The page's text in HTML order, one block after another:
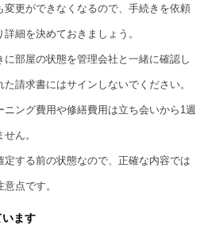
変更ができなくなるので、手続きを依頼
細を決めておきましょう。
に部屋の状態を管理会社と一緒に確認し
請求書にはサインしないでください。
ング費用や修繕費用は立ち会いから1週
ん。
定する前の状態なので、正確な内容では
点です。
ます